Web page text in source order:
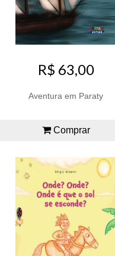
R$ 63,00
Aventura em Paraty
Comprar